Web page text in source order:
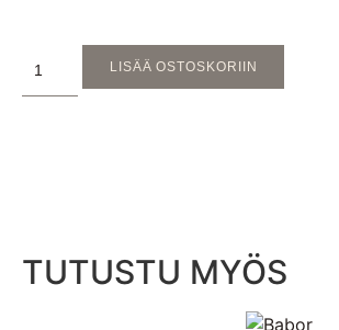
LISÄÄ OSTOSKORIIN
TUTUSTU MYÖS